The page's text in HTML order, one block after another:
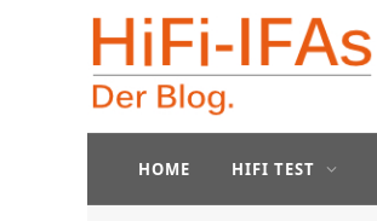
HOME HIFI TEST